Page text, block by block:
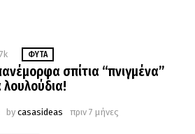
ΦΥΤΆ
σπίτια “πνιγμένα”
λουλούδια!
by casasideas πριν 7 μήνες